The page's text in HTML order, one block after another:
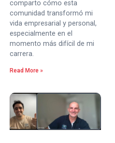
comparto cómo esta
comunidad transformó mi
vida empresarial y personal,
especialmente en el
momento más difícil de mi
carrera.
Read More »